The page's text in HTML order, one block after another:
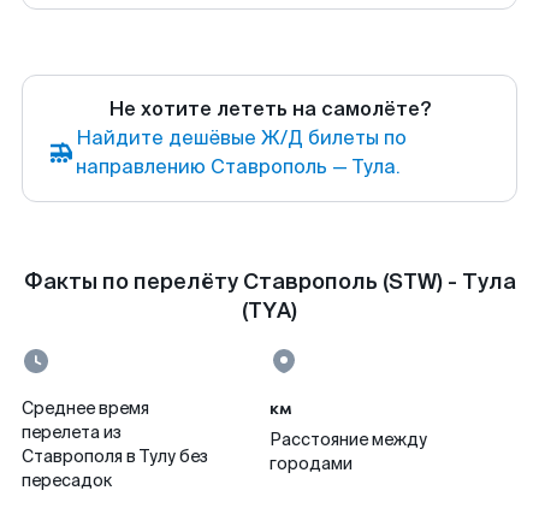
Не хотите лететь на самолёте?
Найдите дешёвые Ж/Д билеты по
направлению Ставрополь — Тула.
Факты по перелёту Ставрополь (STW) - Тула
(TYA)
Среднее время
перелета из
Ставрополя в Тулу без
пересадок
км
Расстояние между
городами